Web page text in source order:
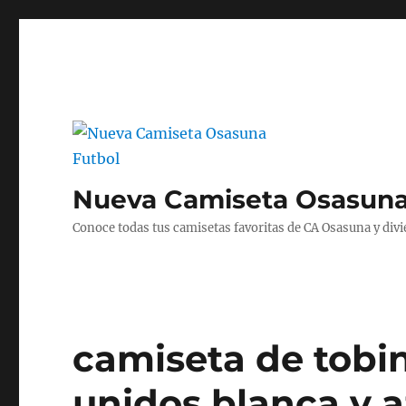
Nueva Camiseta
Conoce todas tus camisetas favoritas de CA Osasuna y
camiseta de